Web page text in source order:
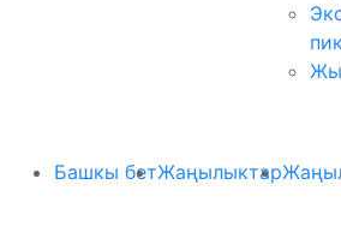
Башкы бетЖаңылыктар